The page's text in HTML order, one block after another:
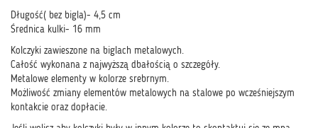
Długość( bez bigla)- 4,5 cm
Średnica kulki- 16 mm
Kolczyki zawieszone na biglach metalowych.
Całość wykonana z najwyższą dbałością o szczegóły.
Metalowe elementy w kolorze srebrnym.
Możliwość zmiany elementów metalowych na stalowe po wcześniejszym
kontakcie oraz dopłacie.